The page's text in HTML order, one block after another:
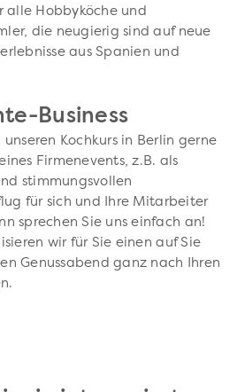
alle Hobbyköche und
die neugierig sind auf neue
aus Spanien und
Business
Kochkurs in Berlin gerne
Firmenevents, z.B. als
stimmungsvollen
für sich und Ihre Mitarbeiter
sprechen Sie uns einfach an!
wir für Sie einen auf Sie
Genussabend ganz nach Ihren